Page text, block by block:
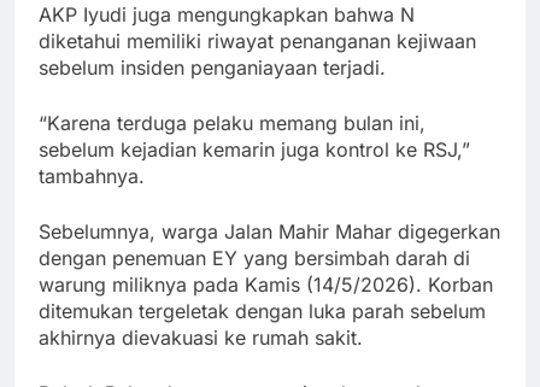
AKP Iyudi juga mengungkapkan bahwa N
diketahui memiliki riwayat penanganan kejiwaan
sebelum insiden penganiayaan terjadi.
“Karena terduga pelaku memang bulan ini,
sebelum kejadian kemarin juga kontrol ke RSJ,”
tambahnya.
Sebelumnya, warga Jalan Mahir Mahar digegerkan
dengan penemuan EY yang bersimbah darah di
warung miliknya pada Kamis (14/5/2026). Korban
ditemukan tergeletak dengan luka parah sebelum
akhirnya dievakuasi ke rumah sakit.